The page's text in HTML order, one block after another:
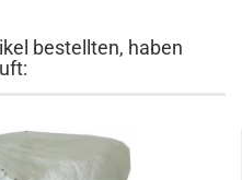
bestellten, haben